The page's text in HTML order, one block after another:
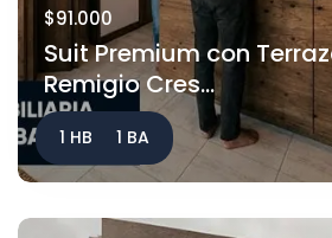
$91.000
Suit Premium con
Remigio Cres...
1 HB 1 BA